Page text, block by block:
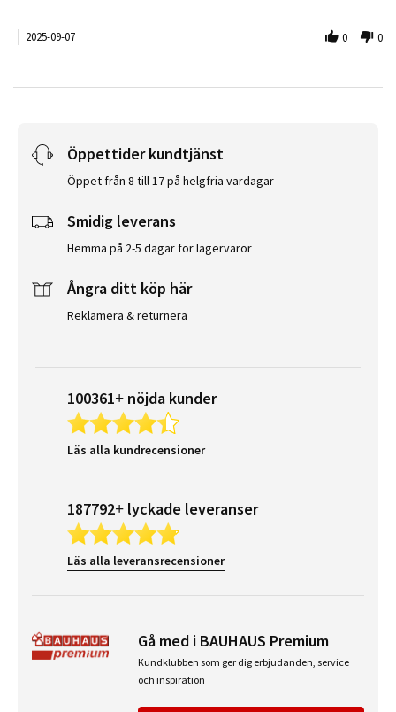
2025-09-07 0 0
Öppettider kundtjänst
Öppet från 8 till 17 på helgfria vardagar
Smidig leverans
Hemma på 2-5 dagar för lagervaror
Ångra ditt köp här
Reklamera & returnera
100361+ nöjda kunder
Läs alla kundrecensioner
187792+ lyckade leveranser
Läs alla leveransrecensioner
Gå med i BAUHAUS Premium
Kundklubben som ger dig erbjudanden, service
och inspiration